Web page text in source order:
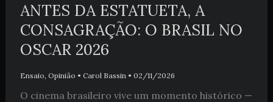
ANTES DA ESTATUETA, A
CONSAGRAÇÃO: O BRASIL NO
OSCAR 2026
Ensaio Opinião • Carol Bassin • 02/11/2026
O cinema brasileiro vive um momento histórico —